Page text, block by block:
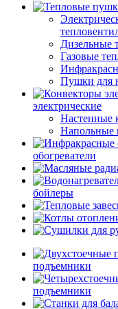
Дизельные
Газовые
Пушки для
электрические
Настенные
Напольные
обогреватели
бойлеры
подъемники
подъемники